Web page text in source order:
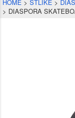
HOME STLIKE
DIASPORA